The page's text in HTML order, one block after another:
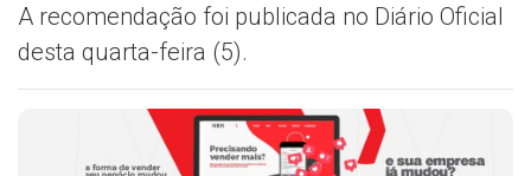
A recomendação foi publicada no Diário Oficial
desta quarta-feira (5).